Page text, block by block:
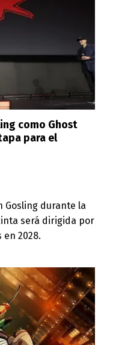
como Ghost
para el
Gosling durante la
será dirigida por
en 2028.